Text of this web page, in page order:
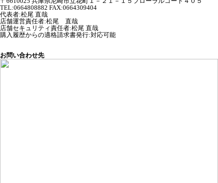
TEL:0664808882 FAX:0664309404
代表者:松尾 直哉
店舗運営責任者:松尾 直哉
店舗セキュリティ責任者:松尾 直哉
購入履歴からの適格請求書発行:対応可能
お問い合わせ先